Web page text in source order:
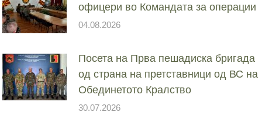
офицери во Командата за операции
04.08.2026
Посета на Прва пешадиска бригада
од страна на претставници од ВС на
Обединетото Кралство
30.07.2026